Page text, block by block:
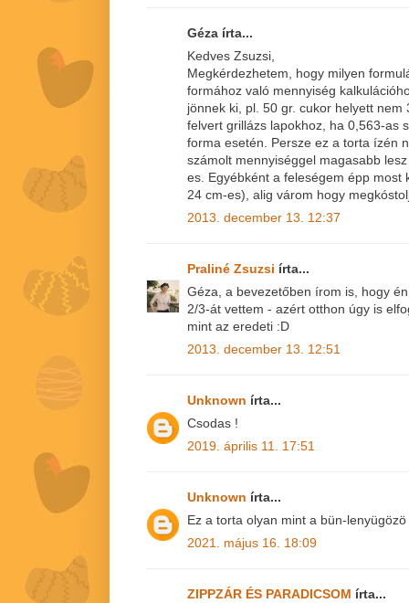
Géza írta...
Kedves Zsuzsi,
Megkérdezhetem, hogy milyen
formához való mennyiség
jönnek ki, pl. 50 gr. cukor helyett
felvert grillázs lapokhoz, ha 0,563-as
forma esetén. Persze ez a torta ízén
számolt mennyiséggel magasabb
es. Egyébként a feleségem épp
24 cm-es), alig várom hogy
2013. december 13. 12:37
Praliné Zsuzsi írta...
Géza, a bevezetőben írom is, hogy
2/3-át vettem - azért otthon úgy is
mint az eredeti :D
2013. december 13. 12:51
Unknown írta...
Csodas !
2019. április 11. 17:51
Unknown írta...
Ez a torta olyan mint a bün-
2021. május 16. 18:09
ZIPPZÁR ÉS PARADICSOM írta...